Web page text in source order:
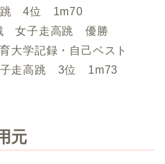
跳 4位 1m70
女子走高跳 優勝
大学記録・自己ベスト
走高跳 3位 1m73
元